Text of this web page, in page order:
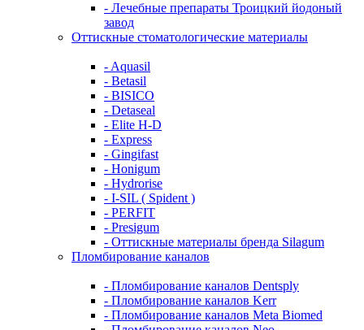
- Лечебные препараты Троицкий йодоный
завод
Оттискные стоматологические материалы
- Aquasil
- Betasil
- BISICO
- Detaseal
- Elite H-D
- Express
- Gingifast
- Honigum
- Hydrorise
- I-SIL ( Spident )
- PERFIT
- Presigum
- Оттискные материалы бренда Silagum
Пломбирование каналов
- Пломбирование каналов Dentsply
- Пломбирование каналов Kerr
- Пломбирование каналов Meta Biomed